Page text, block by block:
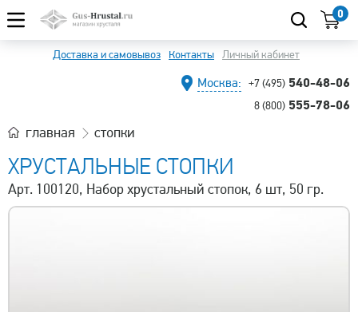
0
Доставка и самовывоз Контакты Личный кабинет
Москва: +7 (495) 540-48-06
8 (800) 555-78-06
главная стопки
ХРУСТАЛЬНЫЕ СТОПКИ
Арт. 100120, Набор хрустальный стопок, 6 шт, 50 гр.